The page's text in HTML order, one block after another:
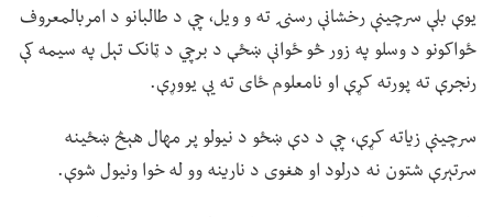
یوې بلې سرچینې رخشانې رسنۍ ته و ویل، چې د طالبانو د امربالمعروف
ځواکونو د وسلو په زور څو ځوانې ښځې د برچي د ټانک تېل په سیمه کې
رنجرې ته پورته کړې او نامعلوم ځای ته یې یووړې.
سرچینې زیاته کړې، چې د دې ښځو د نیولو پر مهال هېڅ ښځینه
سرتېرې شتون نه درلود او هغوی د نارینه وو له خوا ونیول شوې.